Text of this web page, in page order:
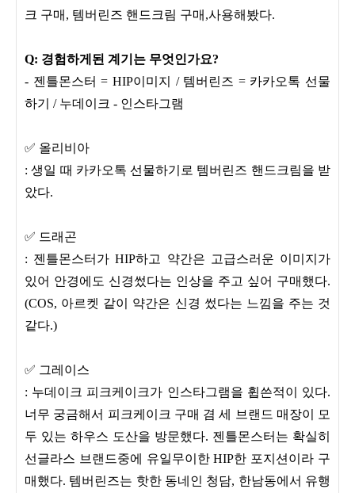
크 구매, 템버린즈 핸드크림 구매,사용해봤다.
Q: 경험하게된 계기는 무엇인가요?
- 젠틀몬스터 = HIP이미지 / 템버린즈 = 카카오톡 선물
하기 / 누데이크 - 인스타그램
✅ 올리비아
: 생일 때 카카오톡 선물하기로 템버린즈 핸드크림을 받
았다.
✅ 드래곤
: 젠틀몬스터가 HIP하고 약간은 고급스러운 이미지가
있어 안경에도 신경썼다는 인상을 주고 싶어 구매했다.
(COS, 아르켓 같이 약간은 신경 썼다는 느낌을 주는 것
같다.)
✅ 그레이스
: 누데이크 피크케이크가 인스타그램을 휩쓴적이 있다.
너무 궁금해서 피크케이크 구매 겸 세 브랜드 매장이 모
두 있는 하우스 도산을 방문했다. 젠틀몬스터는 확실히
선글라스 브랜드중에 유일무이한 HIP한 포지션이라 구
매했다. 템버린즈는 핫한 동네인 청담, 한남동에서 유행